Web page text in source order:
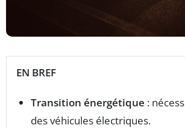
EN BREF
Transition énergétique :
des véhicules électriques.